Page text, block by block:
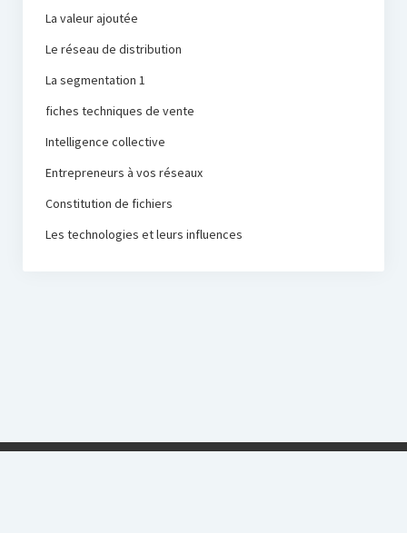
La valeur ajoutée
Le réseau de distribution
La segmentation 1
fiches techniques de vente
Intelligence collective
Entrepreneurs à vos réseaux
Constitution de fichiers
Les technologies et leurs influences